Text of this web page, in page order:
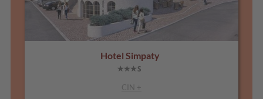
Hotel Simpaty
CIN +